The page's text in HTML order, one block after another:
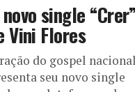
single “Crer”
Vini Flores
do gospel
seu novo single